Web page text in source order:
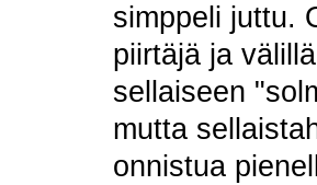
simppeli juttu.
piirtäjä ja
sellaiseen
mutta
onnistua